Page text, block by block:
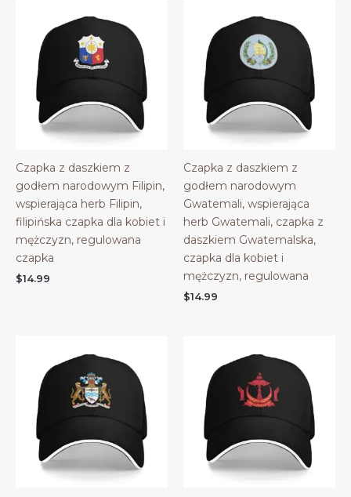
Czapka z daszkiem z
godłem narodowym Filipin,
wspierająca herb Filipin,
filipińska czapka dla kobiet i
mężczyzn, regulowana
czapka
$14.99
Czapka z daszkiem z
godłem narodowym
Gwatemali, wspierająca
herb Gwatemali, czapka z
daszkiem Gwatemalska,
czapka dla kobiet i
mężczyzn, regulowana
$14.99